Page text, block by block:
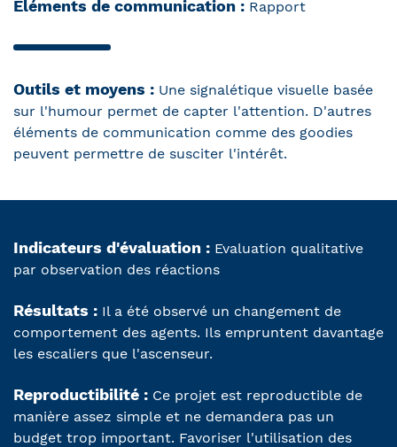
Eléments de communication : Rapport
Outils et moyens : Une signalétique visuelle basée
sur l'humour permet de capter l'attention. D'autres
éléments de communication comme des goodies
peuvent permettre de susciter l'intérêt.
Indicateurs d'évaluation : Evaluation qualitative
par observation des réactions
Résultats : Il a été observé un changement de
comportement des agents. Ils empruntent davantage
les escaliers que l'ascenseur.
Reproductibilité : Ce projet est reproductible de
manière assez simple et ne demandera pas un
budget trop important. Favoriser l'utilisation des